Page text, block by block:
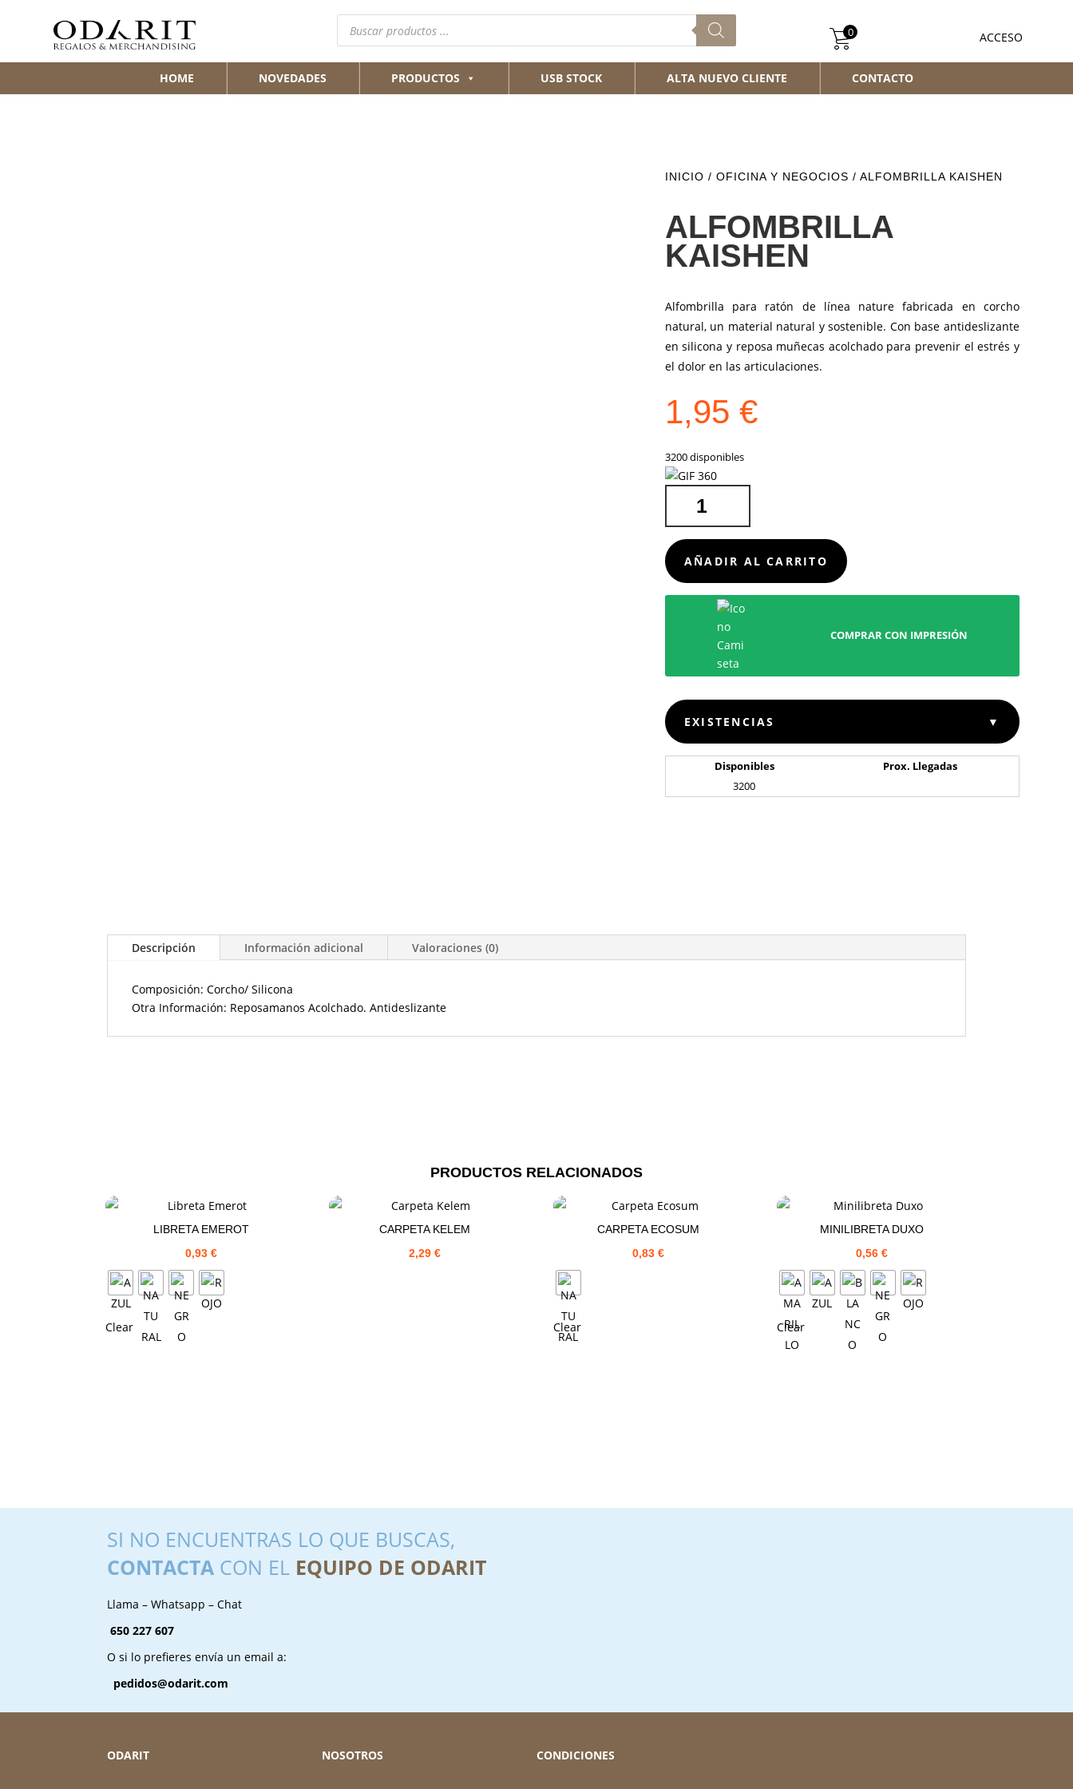
Búsqueda
productos ACCESO
0
HOME NOVEDADES PRODUCTOS USB STOCK ALTA NUEVO CLIENTE CONTACTO
INICIO / OFICINA Y NEGOCIOS / ALFOMBRILLA KAISHEN
ALFOMBRILLA
KAISHEN
Alfombrilla para ratón de línea nature fabricada en corcho
natural, un material natural y sostenible. Con base antideslizante
en silicona y reposa muñecas acolchado para prevenir el estrés y
el dolor en las articulaciones.
1,95 €
3200 disponibles
KAISHEN
CANTIDAD
AÑADIR AL CARRITO
COMPRAR CON IMPRESIÓN
EXISTENCIAS ▼
Disponibles
Prox. Llegadas
3200
Descripción Información adicional Valoraciones (0)
Composición: Corcho/ Silicona
Otra Información: Reposamanos Acolchado. Antideslizante
PRODUCTOS RELACIONADOS
LIBRETA EMEROT
0,93 €
Clear
CARPETA KELEM
2,29 €
CARPETA ECOSUM
0,83€
Clear
MINILIBRETA DUXO
0,56€
Clear
SI NO ENCUENTRAS LO QUE BUSCAS,
CONTACTA CON EL EQUIPO DE ODARIT
Llama – Whatsapp – Chat
650 227 607
O si lo prefieres envía un email a:
pedidos@odarit.com
ODARIT NOSOTROS CONDICIONES